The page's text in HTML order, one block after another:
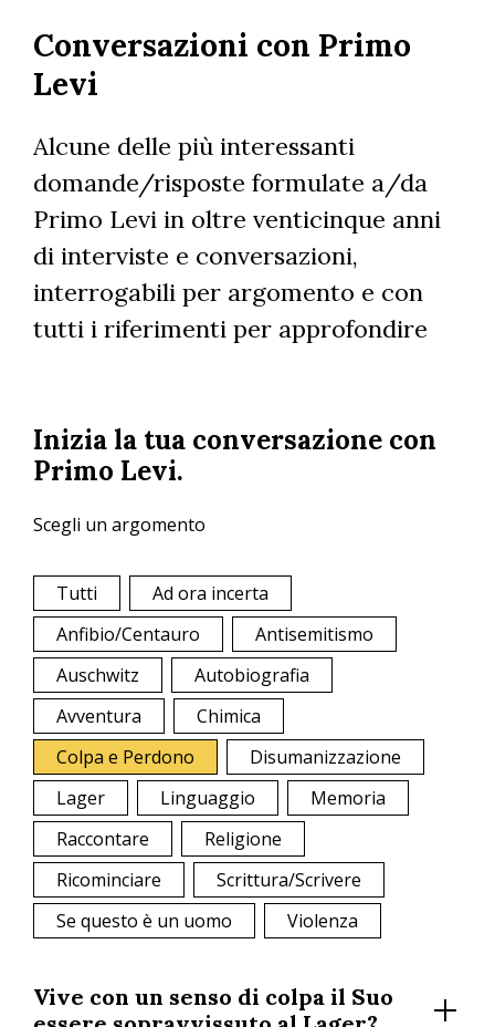
principale
Conversazioni con Primo
Levi
Alcune delle più interessanti
domande/risposte formulate a/da
Primo Levi in oltre venticinque anni
di interviste e conversazioni,
interrogabili per argomento e con
tutti i riferimenti per approfondire
Inizia la tua conversazione con
Primo Levi.
Scegli un argomento
Tutti
Ad ora incerta
Anfibio/Centauro
Antisemitismo
Auschwitz
Autobiografia
Avventura
Chimica
Colpa e Perdono
Disumanizzazione
Lager
Linguaggio
Memoria
Raccontare
Religione
Ricominciare
Scrittura/Scrivere
Se questo è un uomo
Violenza
Vive con un senso di colpa il Suo